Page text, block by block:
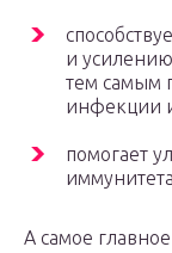
и
тем самым
инфекции
помогает
А самое